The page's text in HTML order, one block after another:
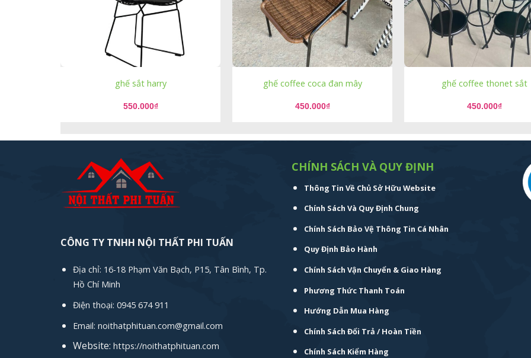
ghế sắt harry
550.000₫
ghế coffee coca đan mây
450.000₫
ghế coffee thonet sắt
450.000₫
CÔNG TY TNHH NỘI THẤT PHI TUẤN
Địa chỉ: 16-18 Phạm Văn Bạch, P15, Tân Bình, Tp.
Hồ Chí Minh
Điện thoại: 0945 674 911
Email: noithatphituan.com@gmail.com
Website: https://noithatphituan.com
CHÍNH SÁCH VÀ QUY ĐỊNH
Thông Tin Về Chủ Sở Hữu Website
Chính Sách Và Quy Định Chung
Chính Sách Bảo Vệ Thông Tin Cá Nhân
Quy Định Bảo Hành
Chính Sách Vận Chuyển & Giao Hàng
Phương Thức Thanh Toán
Hướng Dẫn Mua Hàng
Chính Sách Đổi Trả / Hoàn Tiền
Chính Sách Kiểm Hàng